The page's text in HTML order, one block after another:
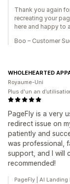
Thank you again
recreating your
here and happy to
Boo – Customer
PageFly is a very
redirect issue on
patiently and
was professional,
support, and I will
recommended!
WHOLEHEARTED
Royaume-Uni
Plus d'un an
PageFly | AI